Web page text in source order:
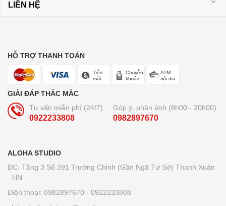
LIÊN HỆ
HỖ TRỢ THANH TOÁN
GIẢI ĐÁP THẮC MẮC
Tư vấn miễn phí (24/7)
0922233808
Góp ý, phản ánh (8h00 - 20h00)
0982897670
ALOHA STUDIO
ĐC: Tầng 3 Số 391 Trường Chinh (Gần Ngã Tư Sở) Thanh Xuân
- HN
Điện thoại: 0982897670 - 0922233808